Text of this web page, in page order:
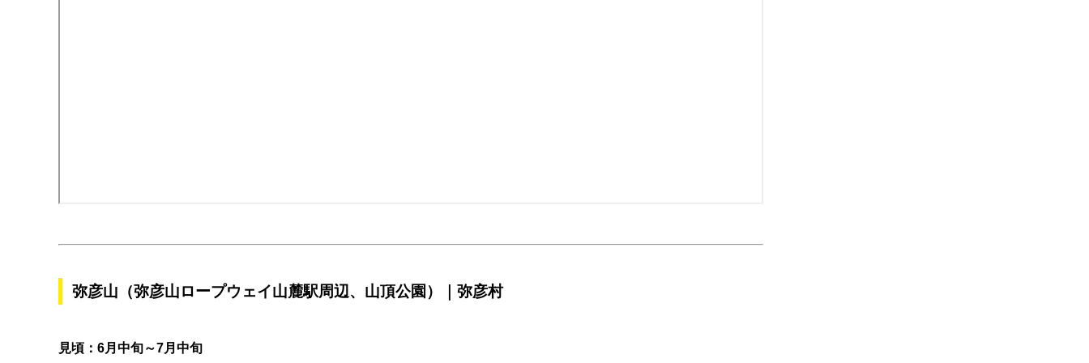
弥彦山（弥彦山ロープウェイ山麓駅周辺、山頂公園）｜弥彦村
見頃：6月中旬～7月中旬